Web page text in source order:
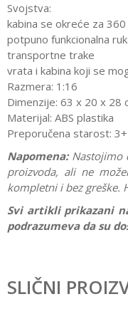
Svojstva:
kabina se okreće za 360
potpuno funkcionalna
transportne trake
vrata i kabina koji se
Razmera: 1:16
Dimenzije: 63 x 20 x 28
Materijal: ABS plastika
Preporučena starost: 3+
Napomena: Nastojimo
proizvoda, ali ne
kompletni i bez greške.
Svi artikli prikazani
podrazumeva da su
Ime/Nadimak
SLIČNI